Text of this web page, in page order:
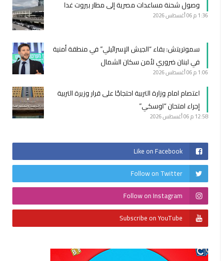
وصول شحنة مساعدات مصرية إلى مطار بيروت غدا
1:36 م 06 أغسطس 2026
سموتريتش: بقاء “الجيش الإسرائيلي” في منطقة أمنية
في لبنان ضروري لأمن سكان الشمال
1:06 م 06 أغسطس 2026
اعتصام امام وزارة التربية احتجاجًا على قرار وزيرة التربية
إجراء امتحان “اوسكي”
12:58 م 06 أغسطس 2026
Like on Facebook
Follow on Twitter
Follow on Instagram
Subscribe on YouTube